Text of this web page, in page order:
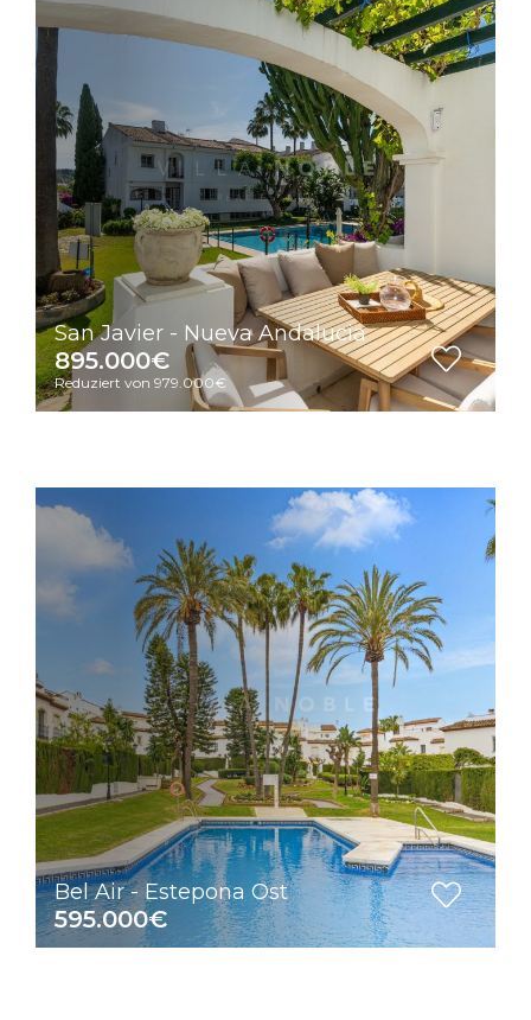
San Javier - Nueva Andalucia
895.000€
Reduziert von 979.000€
Bel Air - Estepona Ost
595.000€